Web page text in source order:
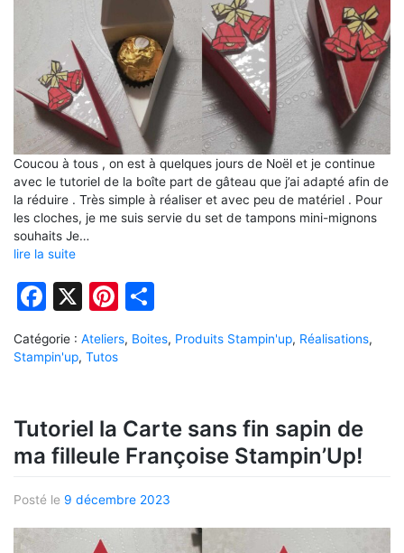
Coucou à tous , on est à quelques jours de Noël et je continue
avec le tutoriel de la boîte part de gâteau que j’ai adapté afin de
la réduire . Très simple à réaliser et avec peu de matériel . Pour
les cloches, je me suis servie du set de tampons mini-mignons
souhaits Je…
lire la suite
Facebook
X Pinterest
Catégorie : Ateliers, Boites, Produits Stampin'up, Réalisations,
Stampin'up, Tutos
Tutoriel la Carte sans fin sapin de
ma filleule Françoise Stampin’Up!
Posté le 9 décembre 2023